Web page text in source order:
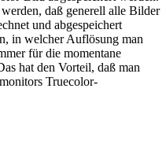
daß generell alle Bilder
und abgespeichert
in welcher Auflösung man
für die momentane
hat den Vorteil, daß man
Truecolor-